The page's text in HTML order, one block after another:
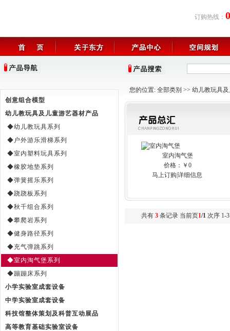
订购热线：
创意组合模型
幼儿教玩具及儿童游艺器材产品
◆幼儿教玩具系列
◆户外游乐滑梯系列
◆室内塑料玩具系列
◆橡胶地垫系列
◆弹簧摇乐系列
◆跷跷板系列
◆秋千组合系列
◆攀爬岩系列
◆健身路径系列
◆充气弹跳系列
◆室内淘气堡系列
◆蹦蹦床系列
小学实验室成套设备
中学实验室成套设备
科技馆整体策划及科普互动展品
高等教育基础实验室设备
您的位置: 全部类别 >> 幼儿教玩具
室内淘气堡
价格：￥0
马上订购 详细信息
共有3 条记录 当前页1/1 次序 1-3